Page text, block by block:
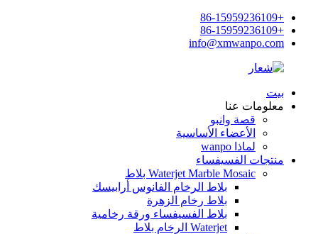
+86-15959236109
+86-15959236109
info@xmwanpo.com
بيت
معلومات عنا
قصة وانبو
الأعضاء الأساسية
لماذا wanpo
منتجات الفسيفساء
Waterjet Marble Mosaic بلاط
بلاط الرخام الفانوس أرابيسك
بلاط رخام الزهرة
بلاط الفسيفساء ورقة رخامية
Waterjet الرخام بلاط